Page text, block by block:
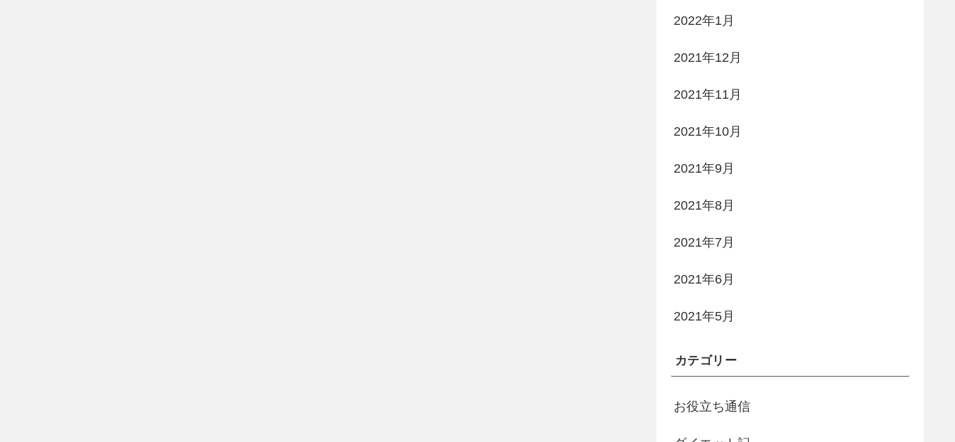
2022年1月
2021年12月
2021年11月
2021年10月
2021年9月
2021年8月
2021年7月
2021年6月
2021年5月
カテゴリー
お役立ち通信